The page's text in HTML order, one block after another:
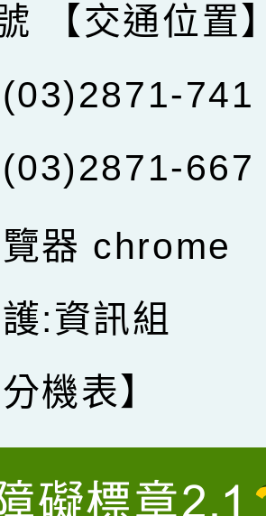
【交通位置
741
667
器 chrome
:資訊組
機表】